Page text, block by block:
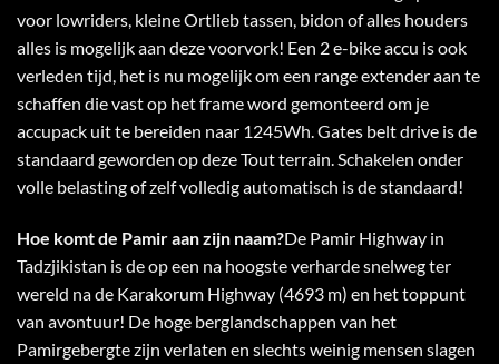
voor lowriders, kleine Ortlieb tassen, bidon of alles houders
alles is mogelijk aan deze voorvork! Een 2 e-bike accu is ook
verleden tijd, het is nu mogelijk om een range extender aan te
schaffen die vast op het frame word gemonteerd om je
accupack uit te bereiden naar 1245Wh. Gates belt drive is de
standaard geworden op deze Tout terrain. Schakelen onder
volle belasting of zelf volledig automatisch is de standaard!
Hoe komt de Pamir aan zijn naam?De Pamir Highway in
Tadzjikistan is de op een na hoogste verharde snelweg ter
wereld na de Karakorum Highway (4693 m) en het toppunt
van avontuur! De hoge berglandschappen van het
Pamirgebergte zijn verlaten en slechts weinig mensen slagen